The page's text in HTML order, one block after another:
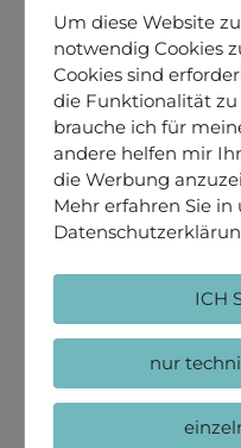
bestimmte Muster,
aus der
mehr lesen-
Vergangenheit
Um diese Website
notwendig Cookies
Cookies sind
die Funktionalität
brauche ich für
andere helfen mir
die Werbung
Mehr erfahren Sie in
ICH
nur